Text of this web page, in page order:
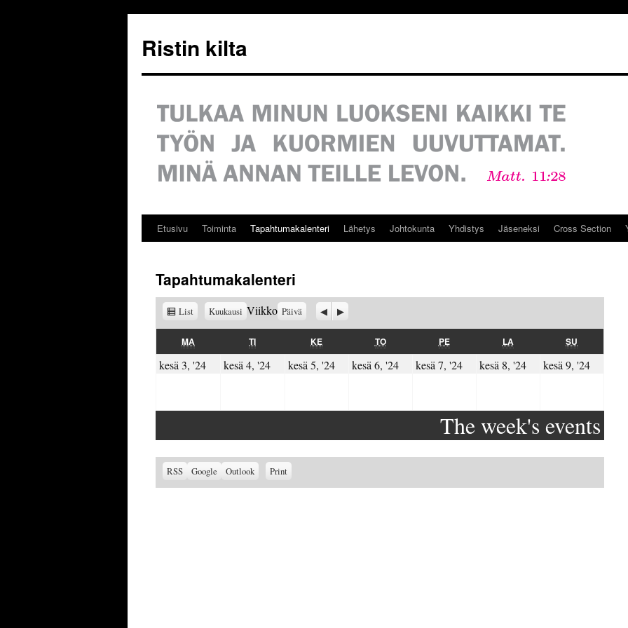
Ristin kilta
Etusivu Toiminta Tapahtumakalenteri Lähetys Johtokunta Yhdistys Jäseneksi Cross Section
Tapahtumakalenteri
View
List Kuukausi Viikko Päivä Previous
Seuraava
The week's events
MA TITIISTAI KEKESKIVIIKKOTOTORSTAI PEPERJANTAI LALAUANTAI SU
kesä 3, '2403.06.2024
kesä 4, '2404.06.2024
kesä 5, '2405.06.2024
kesä 6, '2406.06.2024
kesä 7, '2407.06.2024
kesä 8, '2408.06.2024
kesä 9, '24
RSS
Subscribe
Google
Subscribe
Outlook Print